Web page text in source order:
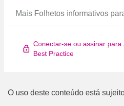
Mais Folhetos informativos
Conectar-se ou assinar para
Best Practice
O uso deste conteúdo está